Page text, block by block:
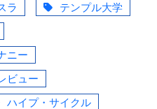
ラ
テンプル大学
ニー
ビュー
ハイプ・サイクル